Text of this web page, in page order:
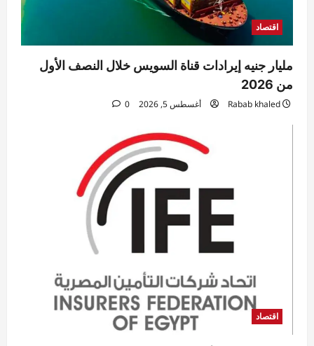
اقتصاد
مليار جنيه إيرادات قناة السويس خلال النصف الأول
من 2026
Rabab khaled أغسطس 5, 2026 0
اقتصاد